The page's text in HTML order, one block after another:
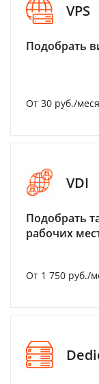
VPS
Подобрать
От 30 руб./
VDI
Подобрать
рабочих
От 1 750 руб./